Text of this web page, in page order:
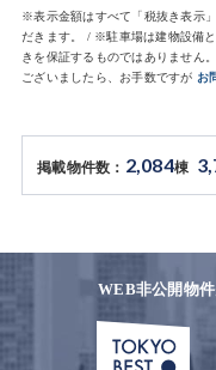
※表示金額はすべて「税抜き表示
だきます。 / ※駐車場は建物設備
きを保証するものではありません
ございましたら、お手数ですが お
掲載物件数： 2,084棟
WEB非公開物件